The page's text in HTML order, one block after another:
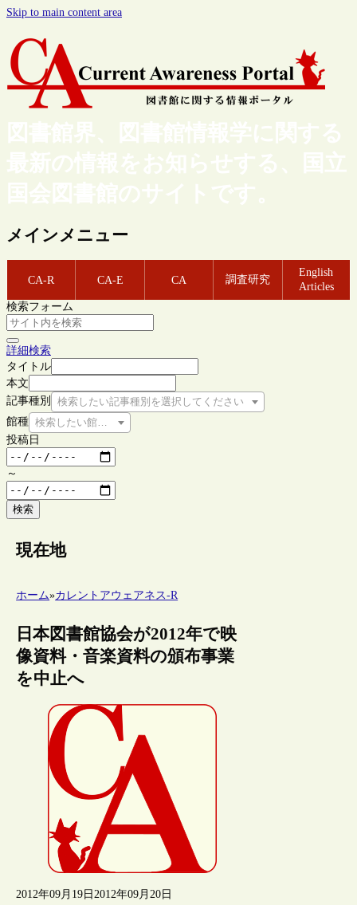
Skip to main content area
図書館界、図書館情報学に関する
最新の情報をお知らせする、国立
国会図書館のサイトです。
メインメニュー
CA-R CA-E CA 調査研究
English
Articles
検索フォーム
詳細検索
タイトル
本文
記事種別
検索したい記事種別を選択してください
館種 検索したい館種を選択してください
投稿日
～
検索
現在地
ホーム»カレントアウェアネス-R
日本図書館協会が2012年で映
像資料・音楽資料の頒布事業
を中止へ
2012年09月19日 2012年09月20日